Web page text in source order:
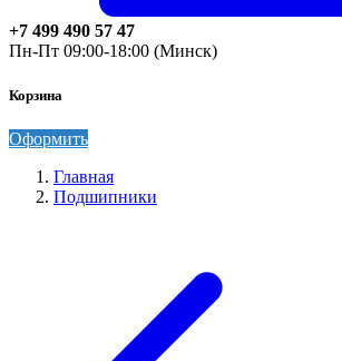
+7 499 490 57 47
Пн-Пт 09:00-18:00 (Минск)
Корзина
Оформить
Главная
Подшипники